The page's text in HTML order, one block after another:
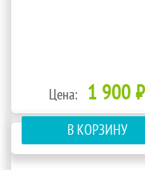
Цена: 1 900 ₽
В КОРЗИНУ